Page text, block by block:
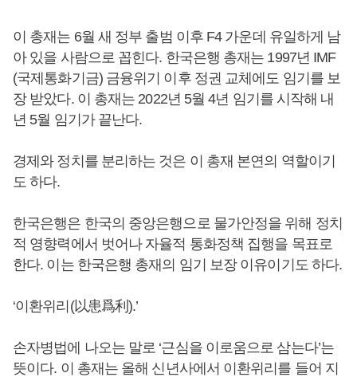
이 총재는 6월 새 정부 출범 이후 F4 가운데 유일하게 남
아 있을 사람으로 꼽힌다. 한국은행 총재는 1997년 IMF
(국제통화기금) 금융위기 이후 정권 교체에도 임기를 보
장 받았다. 이 총재는 2022년 5월 4년 임기를 시작해 내
년 5월 임기가 끝난다.
경제와 정치를 분리하는 것은 이 총재 본연의 역할이기
도 하다.
한국은행은 한국의 중앙은행으로 물가안정을 위해 정치
적 영향력에서 벗어나 자율적 통화정책 집행을 목표로
한다. 이는 한국은행 총재의 임기 보장 이유이기도 하다.
‘이환위리(以患爲利).’
손자병법에 나오는 말로 ‘근심을 이로움으로 삼는다’는
뜻이다. 이 총재는 올해 신년사에서 이환위리를 들어 지